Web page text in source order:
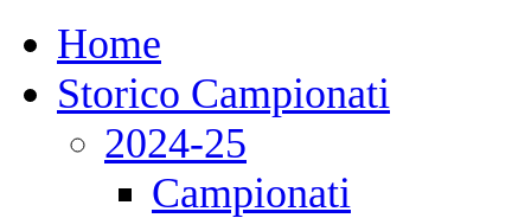
Home
Storico Campionati
2024-25
Campionati